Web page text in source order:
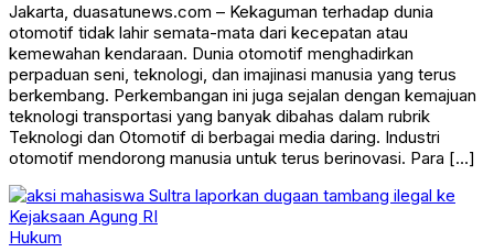
Jakarta, duasatunews.com – Kekaguman terhadap dunia
otomotif tidak lahir semata-mata dari kecepatan atau
kemewahan kendaraan. Dunia otomotif menghadirkan
perpaduan seni, teknologi, dan imajinasi manusia yang terus
berkembang. Perkembangan ini juga sejalan dengan kemajuan
teknologi transportasi yang banyak dibahas dalam rubrik
Teknologi dan Otomotif di berbagai media daring. Industri
otomotif mendorong manusia untuk terus berinovasi. Para […]
Hukum